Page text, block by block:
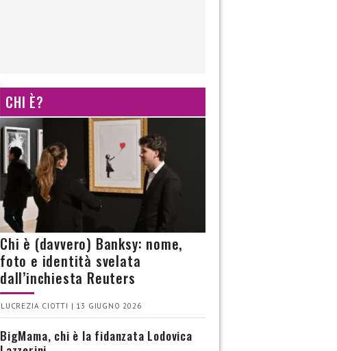
CHI È?
Chi è (davvero) Banksy: nome,
foto e identità svelata
dall’inchiesta Reuters
LUCREZIA CIOTTI | 13 GIUGNO 2026
BigMama, chi è la fidanzata Lodovica